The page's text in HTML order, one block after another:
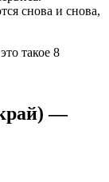
снова и снова,
—